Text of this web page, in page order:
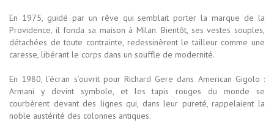
En 1975, guidé par un rêve qui semblait porter la marque de la
Providence, il fonda sa maison à Milan. Bientôt, ses vestes souples,
détachées de toute contrainte, redessinèrent le tailleur comme une
caresse, libérant le corps dans un souffle de modernité.
En 1980, l’écran s’ouvrit pour Richard Gere dans American Gigolo :
Armani y devint symbole, et les tapis rouges du monde se
courbèrent devant des lignes qui, dans leur pureté, rappelaient la
noble austérité des colonnes antiques.